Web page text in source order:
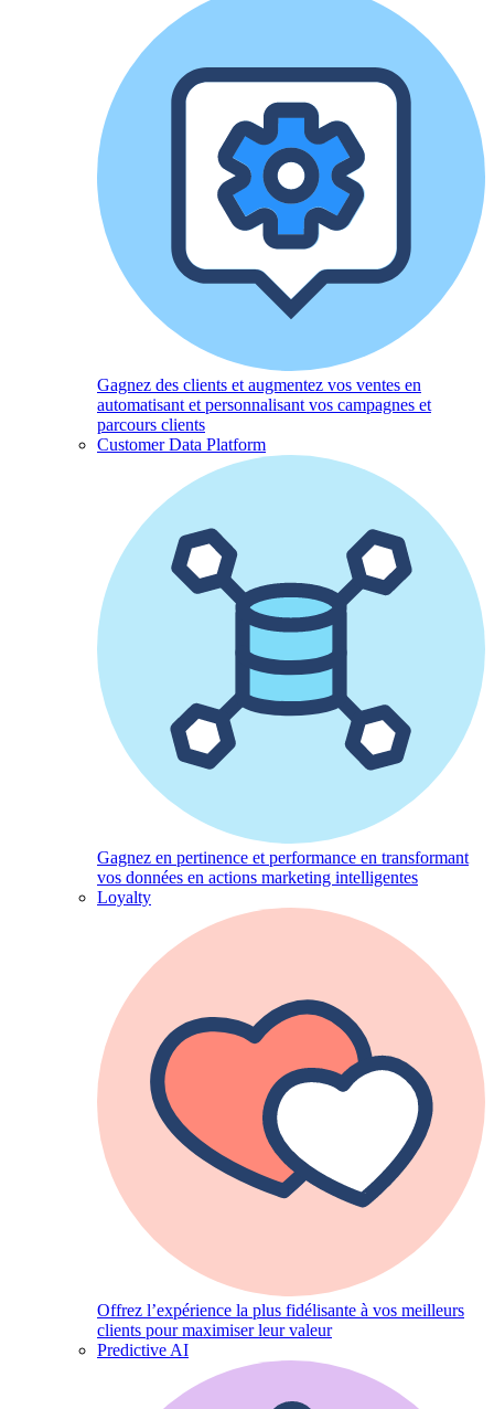
Gagnez des clients et augmentez vos ventes en
automatisant et personnalisant vos campagnes et
parcours clients
Customer Data Platform
Gagnez en pertinence et performance en transformant
vos données en actions marketing intelligentes
Loyalty
Offrez l’expérience la plus fidélisante à vos meilleurs
clients pour maximiser leur valeur
Predictive AI